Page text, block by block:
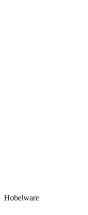
Hobelware